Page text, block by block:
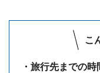
こ
・旅行先までの